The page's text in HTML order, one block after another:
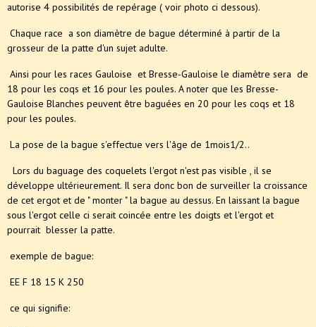
autorise 4 possibilités de repérage ( voir photo ci dessous).
Chaque race a son diamètre de bague déterminé à partir de la
grosseur de la patte d'un sujet adulte.
Ainsi pour les races Gauloise et Bresse-Gauloise le diamètre sera de
18 pour les coqs et 16 pour les poules. A noter que les Bresse-
Gauloise Blanches peuvent être baguées en 20 pour les coqs et 18
pour les poules.
La pose de la bague s'effectue vers l'âge de 1mois1/2..
Lors du baguage des coquelets l'ergot n'est pas visible , il se
développe ultérieurement. Il sera donc bon de surveiller la croissance
de cet ergot et de " monter " la bague au dessus. En laissant la bague
sous l'ergot celle ci serait coincée entre les doigts et l'ergot et
pourrait blesser la patte.
exemple de bague:
EE F 18 15 K 250
ce qui signifie: